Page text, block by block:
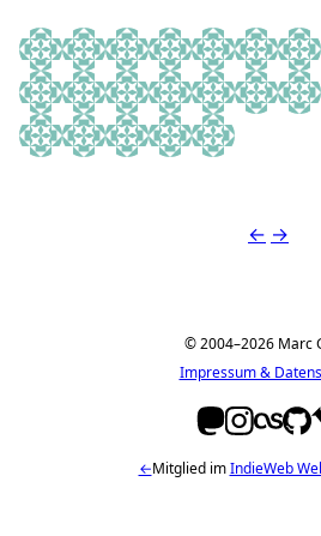
Ingrid Gerstbach
KRYGAAlexander Gräfe
Göygöl Balcili
⚓️ Stefan ⚓️
Luzi
julia_mldr
Lisa Mundo Condor
AnkiMirteMary
← →
© 2004–2026 Marc
Impressum &
←Mitglied imIndieWeb